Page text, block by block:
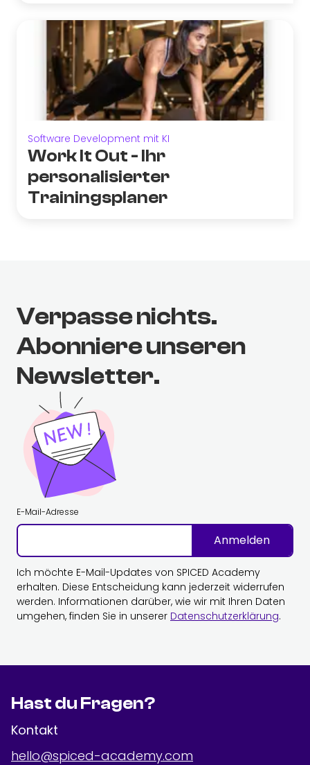
Software Development mit KI
Work It Out - Ihr
personalisierter
Trainingsplaner
Verpasse nichts.
Abonniere unseren
Newsletter.
E-Mail-Adresse
Anmelden
Ich möchte E-Mail-Updates von SPICED Academy
erhalten. Diese Entscheidung kann jederzeit widerrufen
werden. Informationen darüber, wie wir mit Ihren Daten
umgehen, finden Sie in unserer Datenschutzerklärung.
Hast du Fragen?
Kontakt
hello@spiced-academy.com